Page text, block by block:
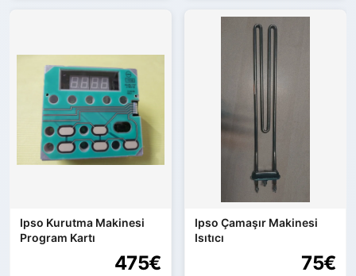
Ipso Kurutma Makinesi
Program Kartı
475€
Ipso Çamaşır Makinesi
Isıtıcı
75€